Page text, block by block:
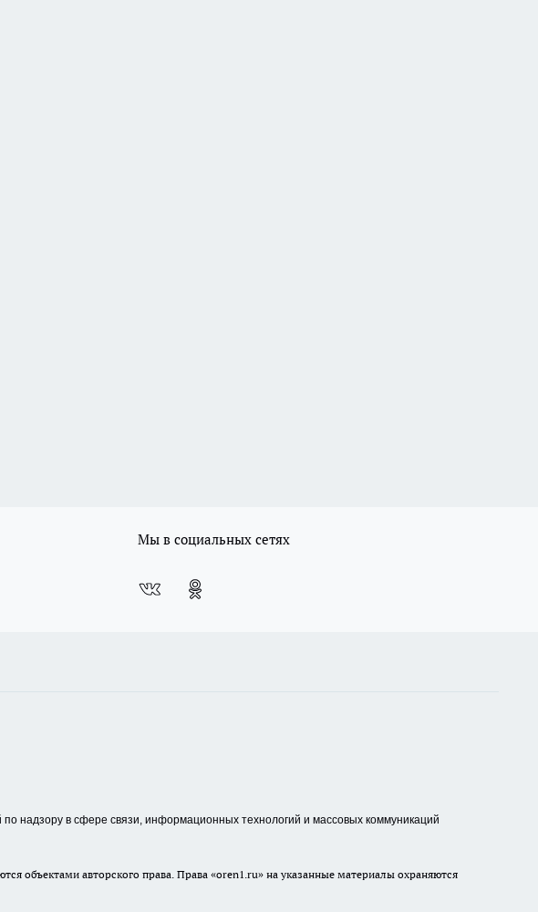
Мы в социальных сетях
надзору в сфере связи, информационных технологий и массовых коммуникаций
объектами авторского права. Права «oren1.ru» на указанные материалы охраняются